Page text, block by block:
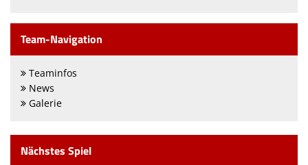
Team-Navigation
Teaminfos
News
Galerie
Nächstes Spiel